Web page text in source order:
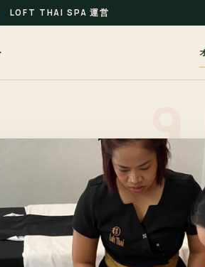
LOFT THAI SPA 運営